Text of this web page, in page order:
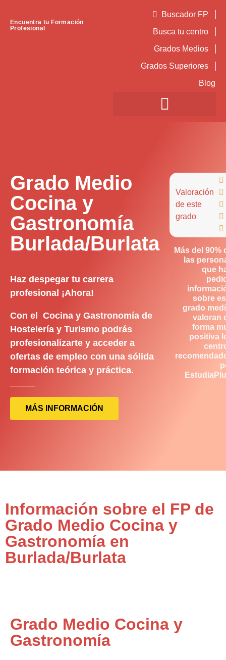
Encuentra tu Formación
Profesional
Buscador FP
Busca tu centro
Grados Medios
Grados Superiores
Blog
Grado Medio
Cocina y
Gastronomía
Burlada/Burlata
Haz despegar tu carrera
profesional ¡Ahora!
Con el Cocina y Gastronomía de
Hostelería y Turismo podrás
profesionalizarte y acceder a
ofertas de empleo con una sólida
formación teórica y práctica.
MÁS INFORMACIÓN
Valoración
de este
grado





Más del 90%
las
que
sobre
grado
valoran
forma
positiva
Información sobre el FP de
Grado Medio Cocina y
Gastronomía en
Burlada/Burlata
Grado Medio Cocina y
Gastronomía